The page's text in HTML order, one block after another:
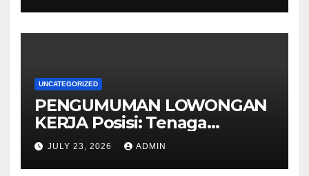
UNCATEGORIZED
PENGUMUMAN LOWONGAN
KERJA Posisi: Tenaga
Pendidik
JULY 23, 2026 ADMIN